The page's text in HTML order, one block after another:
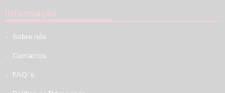
Informação
Sobre nós
Contactos
FAQ´s